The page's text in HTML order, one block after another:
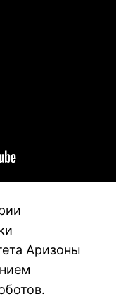
Аризоны